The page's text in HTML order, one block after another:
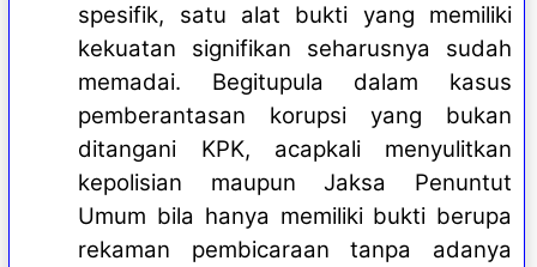
spesifik, satu alat bukti yang memiliki
kekuatan signifikan seharusnya sudah
memadai. Begitupula dalam kasus
pemberantasan korupsi yang bukan
ditangani KPK, acapkali menyulitkan
kepolisian maupun Jaksa Penuntut
Umum bila hanya memiliki bukti berupa
rekaman pembicaraan tanpa adanya